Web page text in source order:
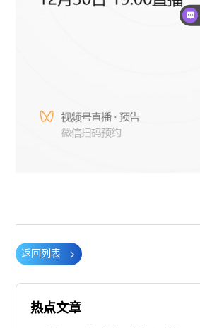
返回列表
热点文章